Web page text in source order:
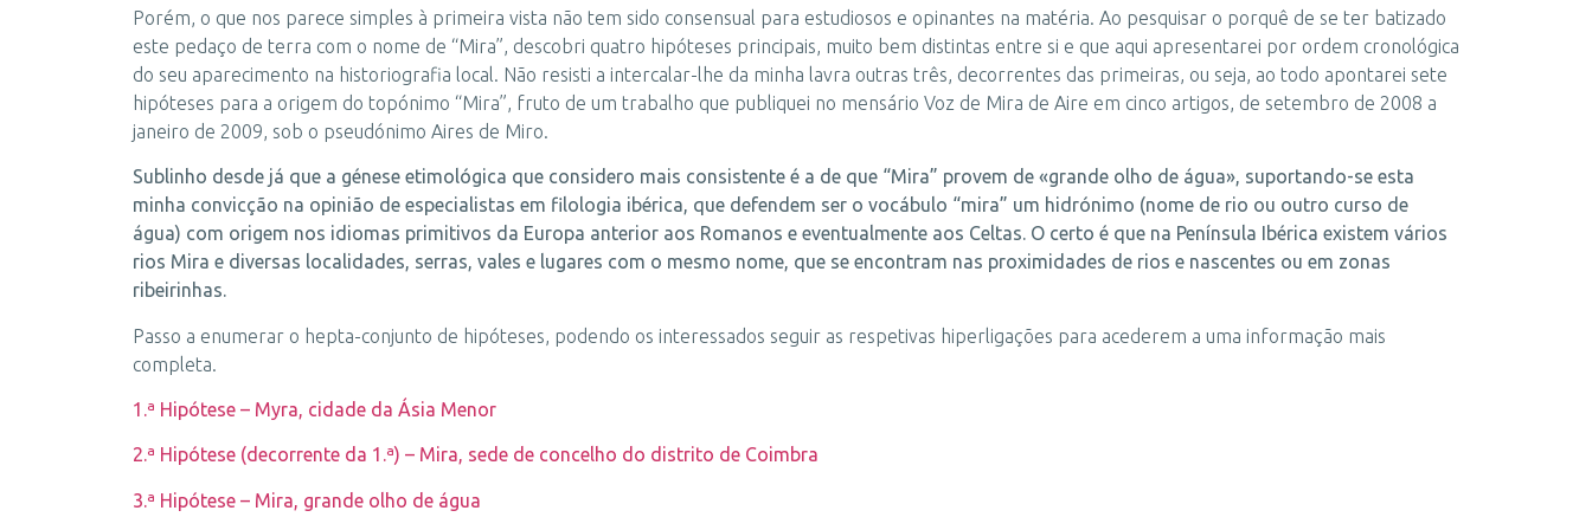
Porém, o que nos parece simples à primeira vista não tem sido consensual para estudiosos e opinantes na matéria. Ao pesquisar o porquê de se ter batizado
este pedaço de terra com o nome de “Mira”, descobri quatro hipóteses principais, muito bem distintas entre si e que aqui apresentarei por ordem cronológica
do seu aparecimento na historiografia local. Não resisti a intercalar-lhe da minha lavra outras três, decorrentes das primeiras, ou seja, ao todo apontarei sete
hipóteses para a origem do topónimo “Mira”, fruto de um trabalho que publiquei no mensário Voz de Mira de Aire em cinco artigos, de setembro de 2008 a
janeiro de 2009, sob o pseudónimo Aires de Miro.
Sublinho desde já que a génese etimológica que considero mais consistente é a de que “Mira” provem de «grande olho de água», suportando-se esta
minha convicção na opinião de especialistas em filologia ibérica, que defendem ser o vocábulo “mira” um hidrónimo (nome de rio ou outro curso de
água) com origem nos idiomas primitivos da Europa anterior aos Romanos e eventualmente aos Celtas. O certo é que na Península Ibérica existem vários
rios Mira e diversas localidades, serras, vales e lugares com o mesmo nome, que se encontram nas proximidades de rios e nascentes ou em zonas
ribeirinhas.
Passo a enumerar o hepta-conjunto de hipóteses, podendo os interessados seguir as respetivas hiperligações para acederem a uma informação mais
completa.
1.ª Hipótese – Myra, cidade da Ásia Menor
2.ª Hipótese (decorrente da 1.ª) – Mira, sede de concelho do distrito de Coimbra
3.ª Hipótese – Mira, grande olho de água